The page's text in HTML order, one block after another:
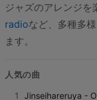
ジャズのアレンジを
radioなど、多種多
ます。
人気の曲
1 Jinseihareruya -